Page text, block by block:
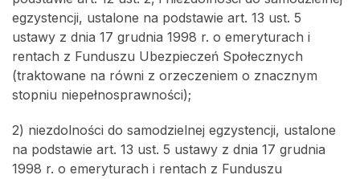
egzystencji, ustalone na podstawie art. 13 ust. 5
ustawy z dnia 17 grudnia 1998 r. o emeryturach i
rentach z Funduszu Ubezpieczeń Społecznych
(traktowane na równi z orzeczeniem o znacznym
stopniu niepełnosprawności);
2) niezdolności do samodzielnej egzystencji, ustalone
na podstawie art. 13 ust. 5 ustawy z dnia 17 grudnia
1998 r. o emeryturach i rentach z Funduszu